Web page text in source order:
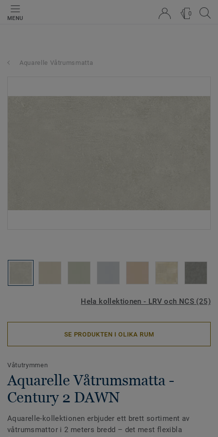
MENU
0
Aquarelle Våtrumsmatta
Hela kollektionen - LRV och NCS (25)
SE PRODUKTEN I OLIKA RUM
Våtutrymmen
Aquarelle Våtrumsmatta -
Century 2 DAWN
Aquarelle-kollektionen erbjuder ett brett sortiment av
våtrumsmattor i 2 meters bredd – det mest flexibla